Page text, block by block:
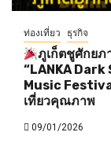
ท่องเที่ยว ธุรกิจ
ภูเก็ตชูศักยภ
“LANKA
Music
เที่ยวคุณภาพ
09/01/2026